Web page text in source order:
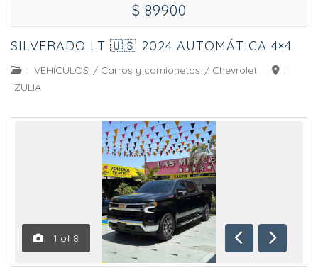
$ 89900
SILVERADO LT 🇺🇸 2024 AUTOMÁTICA 4×4
: VEHÍCULOS / Carros y camionetas / Chevrolet
:
ZULIA
1 of 8
Anterior